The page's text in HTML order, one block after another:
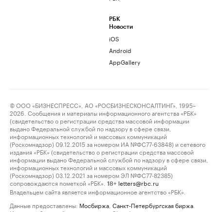
РБК
Новости
iOS
Android
AppGallery
© ООО «БИЗНЕСПРЕСС», АО «РОСБИЗНЕСКОНСАЛТИНГ», 1995–
2026. Сообщения и материалы информационного агентства «РБК»
(свидетельство о регистрации средства массовой информации
выдано Федеральной службой по надзору в сфере связи,
информационных технологий и массовых коммуникаций
(Роскомнадзор) 09.12.2015 за номером ИА №ФС77-63848) и сетевого
издания «РБК» (свидетельство о регистрации средства массовой
информации выдано Федеральной службой по надзору в сфере связи,
информационных технологий и массовых коммуникаций
(Роскомнадзор) 03.12.2021 за номером ЭЛ №ФС77-82385)
сопровождаются пометкой «РБК».
18+ letters@rbc.ru
Владельцем сайта является информационное агентство «РБК».
Данные предоставлены: Мосбиржа Санкт-Петербургская биржа